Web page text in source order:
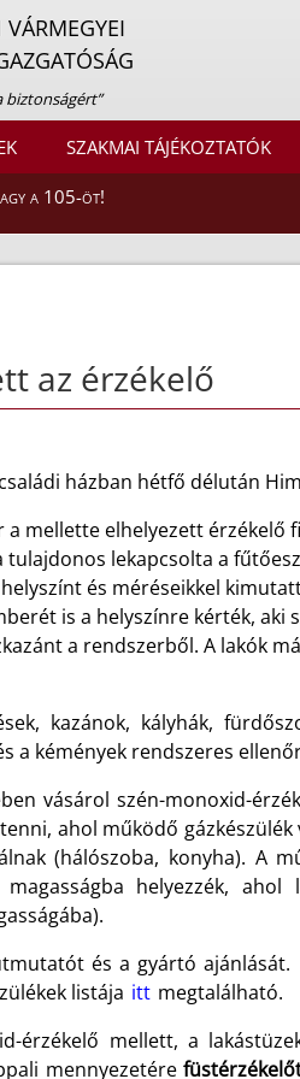
biztonságért”
SZAKMAI TÁJÉKOZTATÓK
a 105-öt!
az érzékelő
házban hétfő délután
mellette elhelyezett érzékelő
lekapcsolta a
és méréseikkel
is a helyszínre kérték, aki
a rendszerből. A lakók
kazánok, kályhák,
a kémények rendszeres
vásárol szén-monoxid-
ahol működő gázkészülék
(hálószoba, konyha). A
helyezzék, ahol
és a gyártó
listája itt megtalálható.
érzékelő mellett, a
mennyezetére